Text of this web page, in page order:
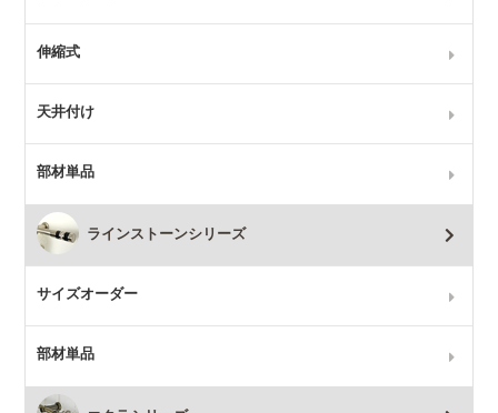
伸縮式
天井付け
部材単品
ラインストーンシリーズ
サイズオーダー
部材単品